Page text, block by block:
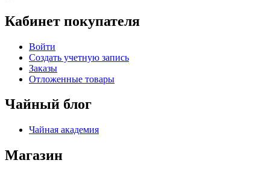
Кабинет покупателя
Войти
Создать учетную запись
Заказы
Отложенные товары
Чайный блог
Чайная академия
Магазин